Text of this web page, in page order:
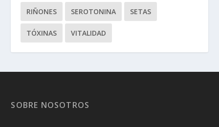
RIÑONES SEROTONINA SETAS
TÓXINAS VITALIDAD
SOBRE NOSOTROS